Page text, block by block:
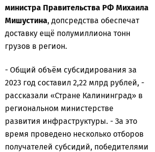
министра Правительства РФ Михаила
Мишустина, допсредства обеспечат
доставку ещё полумиллиона тонн
грузов в регион.
- Общий объём субсидирования за
2023 год составил 2,22 млрд рублей, -
рассказали «Стране Калининград» в
региональном министерстве
развития инфраструктуры. - За это
время проведено несколько отборов
получателей субсидий, победителями